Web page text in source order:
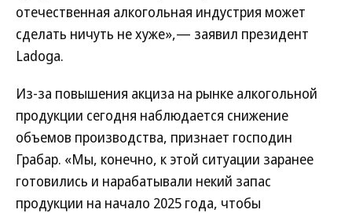
отечественная алкогольная индустрия может
сделать ничуть не хуже»,— заявил президент
Ladoga.
Из-за повышения акциза на рынке алкогольной
продукции сегодня наблюдается снижение
объемов производства, признает господин
Грабар. «Мы, конечно, к этой ситуации заранее
готовились и нарабатывали некий запас
продукции на начало 2025 года, чтобы